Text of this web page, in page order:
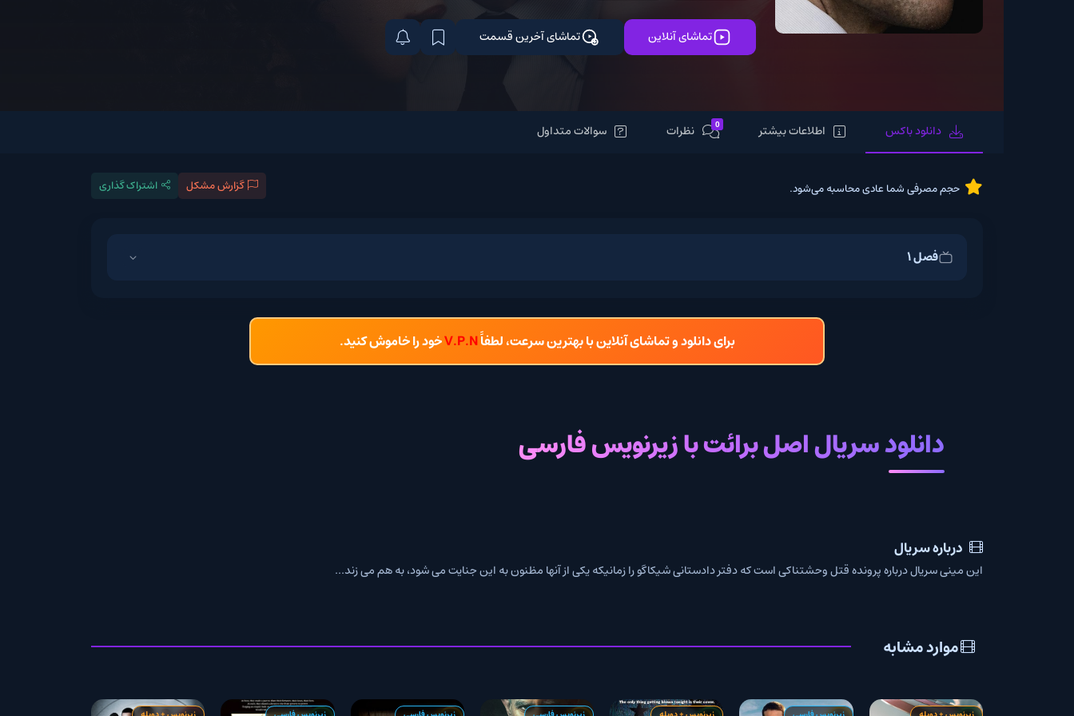
تماشای آنلاین تماشای آخرین قسمت
دانلود باکس اطلاعات بیشتر نظرات سوالات متداول
حجم مصرفی شما عادی محاسبه می‌شود. گزارش مشکل اشتراک گذاری
برای دانلود و تماشای آنلاین با بهترین سرعت، لطفاًV.P.Nخود را خاموش کنید.
دانلود سریال اصل برائت با زیرنویس فارسی
درباره سریال
این مینی سریال درباره پرونده قتل وحشتناکی است که دفتر دادستانی شیکاگو را زمانیکه یکی از آنها مظنون به این جنایت می شود، به هم می زند...
موارد مشابه